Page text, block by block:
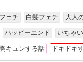
フェチ 白髪フェチ 大人
ハッピーエンド いちゃ
胸キュンする話 ドキドキ